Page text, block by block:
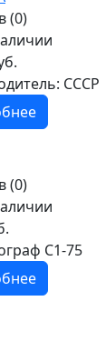
(0)
СССР
(0)
С1-75